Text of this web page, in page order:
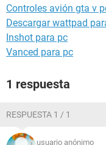
Ordenador:
Sistema operativo
Center Edition
Service Pack del
DirectX 4.09.00.0904
Nombre de usuario
Tipo de procesador
Nombre de la Placa
Controles avión gta v
Descargar wattpad
Inshot para pc
Vanced para pc
1 respuesta
RESPUESTA 1 / 1
usuario anónimo